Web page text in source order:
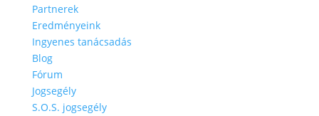
Partnerek
Eredményeink
Ingyenes tanácsadás
Blog
Fórum
Jogsegély
S.O.S. jogsegély